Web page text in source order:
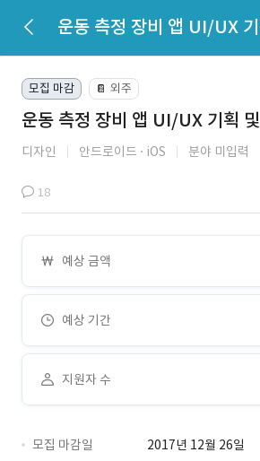
운동 측정 장비 앱 UI/UX
모집 마감 📔 외주
운동 측정 장비 앱 UI/UX 기획
디자인 안드로이드 iOS 분야 미입력
18
예상 금액
예상 기간
지원자 수
모집 마감일
2017년 12월 26일